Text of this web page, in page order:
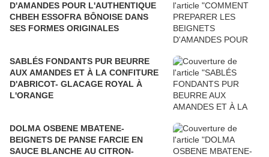
D'AMANDES POUR L'AUTHENTIQUE
CHBEH ESSOFRA BÔNOISE DANS
SES FORMES ORIGINALES
SABLÉS FONDANTS PUR BEURRE
AUX AMANDES ET À LA CONFITURE
D'ABRICOT- GLACAGE ROYAL À
L'ORANGE
DOLMA OSBENE MBATENE-
BEIGNETS DE PANSE FARCIE EN
SAUCE BLANCHE AU CITRON-